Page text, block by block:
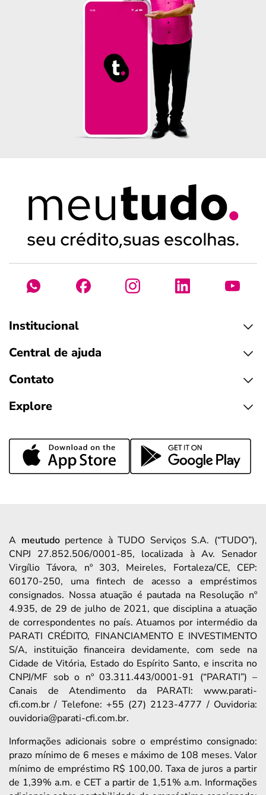
Institucional
Central de ajuda
Contato
Explore
A meutudopertence à TUDO Serviços S.A. (“TUDO”),
CNPJ 27.852.506/0001-85, localizada à Av. Senador
Virgílio Távora, nº 303, Meireles, Fortaleza/CE, CEP:
60170-250, uma fintech de acesso a empréstimos
consignados. Nossa atuação é pautada na Resolução nº
4.935, de 29 de julho de 2021, que disciplina a atuação
de correspondentes no país. Atuamos por intermédio da
PARATI CRÉDITO, FINANCIAMENTO E INVESTIMENTO
S/A, instituição financeira devidamente, com sede na
Cidade de Vitória, Estado do Espírito Santo, e inscrita no
CNPJ/MF sob o nº 03.311.443/0001-91 (“PARATI”) –
Canais de Atendimento da PARATI: www.parati-
cfi.com.br / Telefone: +55 (27) 2123-4777 / Ouvidoria:
ouvidoria@parati-cfi.com.br.
Informações adicionais sobre o empréstimo consignado:
prazo mínimo de 6 meses e máximo de 108 meses. Valor
mínimo de empréstimo R$ 100,00. Taxa de juros a partir
de 1,39% a.m. e CET a partir de 1,51% a.m. Informações